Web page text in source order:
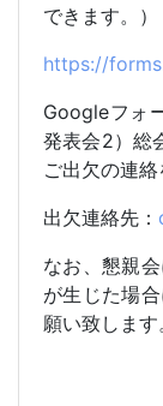
できます。）
https://
Googleフォ
発表会2）総
ご出欠の連絡
出欠連絡先：
なお、懇親
が生じた場
願い致します